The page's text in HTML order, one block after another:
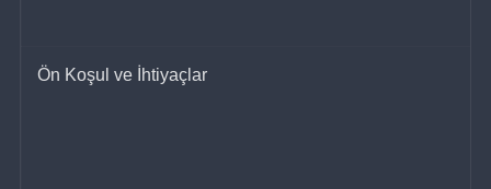
Ön Koşul ve İhtiyaçlar